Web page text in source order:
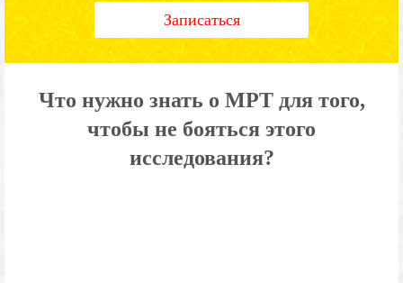
Записаться
Что нужно знать о МРТ для того,
чтобы не бояться этого
исследования?